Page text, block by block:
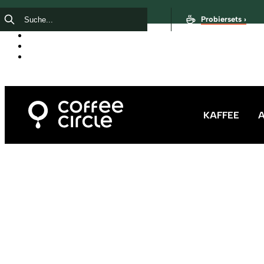
Probiersets ›
KAFFEE